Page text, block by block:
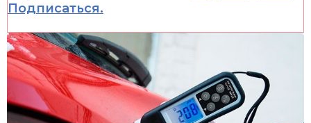
Подписаться.